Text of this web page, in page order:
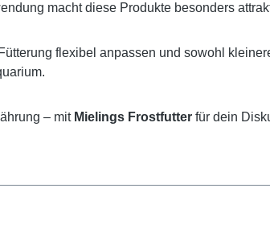
macht diese Produkte besonders
flexibel anpassen und sowohl
– mit Mielings Frostfutter für dein